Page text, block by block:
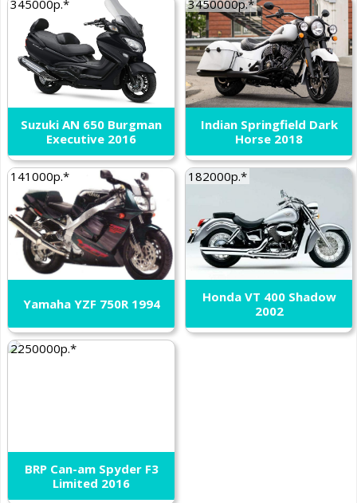
345000р.*
Suzuki AN 650 Burgman
Executive 2016
3450000р.*
Indian Springfield Dark
Horse 2018
141000р.*
Yamaha YZF 750R 1994
182000р.*
Honda VT 400 Shadow
2002
2250000р.*
BRP Can-am Spyder F3
Limited 2016